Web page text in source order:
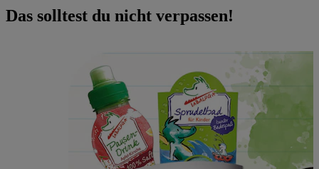
Das solltest du nicht verpassen!